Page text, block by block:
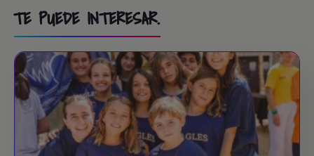
TE PUEDE INTERESAR.